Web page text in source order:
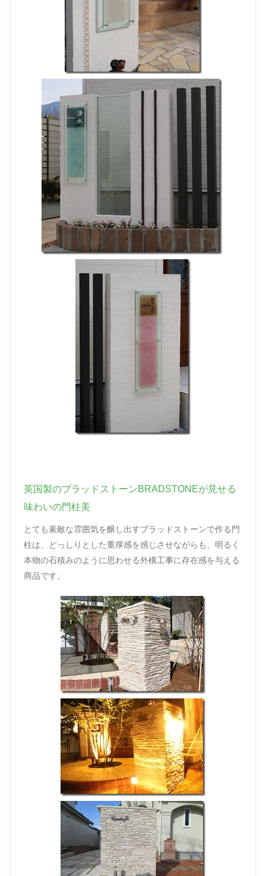
英国製のブラッドストーンBRADSTONEが見せる
味わいの門柱美
とても素敵な雰囲気を醸し出すブラッドストーンで作る門
柱は、どっしりとした重厚感を感じさせながらも、明るく
本物の石積みのように思わせる外構工事に存在感を与える
商品です。